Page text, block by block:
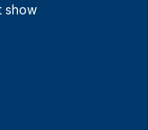
show